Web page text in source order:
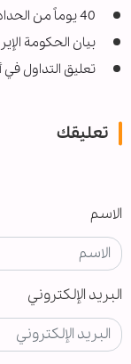
40 يوماً من الحداد العام بمناسبة استشهاد قائد الثورة الإسلامية
بيان الحكومة
تعليق التداول في
تعليقك
الاسم
البريد الإلكتروني